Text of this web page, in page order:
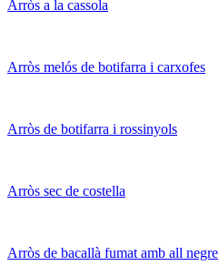
Arròs a la cassola
Arròs melós de botifarra i carxofes
Arròs de botifarra i rossinyols
Arròs sec de costella
Arròs de bacallà fumat amb all negre